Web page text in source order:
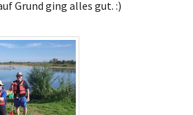
Grund ging alles gut. :)